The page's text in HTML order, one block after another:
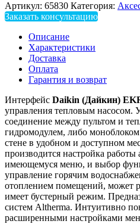
Артикул: 65830 Категория:
Заказать консультацию
Описание
Характеристики
Доставка
Оплата
Гарантия и возврат
Интерфейс Daikin (Дайкин)
управления тепловым насосом.
соединение между пультом и
гидромодулем, либо
стене в удобном и доступном
производится настройка работы
имеющемуся меню, и выбор
управление горячим
отоплением помещений, может
имеет бустерный режим.
систем Altherma. Интуитивно
расширенными настройками